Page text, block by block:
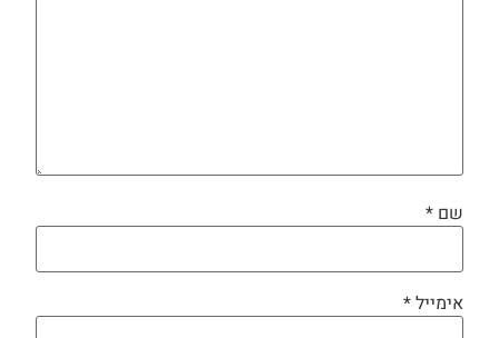
שם *
אימייל*